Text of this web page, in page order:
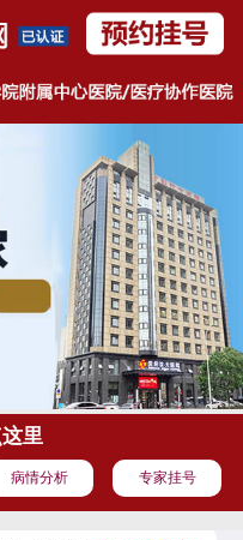
里
病情分析 专家挂号